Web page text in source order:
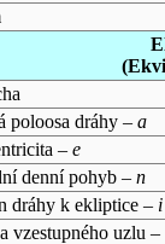
poloosa dráhy – a
– e
denní pohyb – n
dráhy k ekliptice – i
vzestupného uzlu –